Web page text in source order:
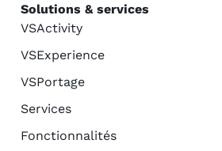
Solutions & services
VSActivity
VSExperience
VSPortage
Services
Fonctionnalités